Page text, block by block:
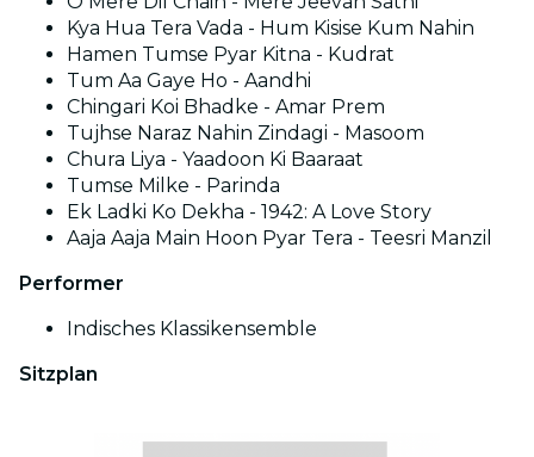
Kya Hua Tera Vada - Hum Kisise Kum Nahin
Hamen Tumse Pyar Kitna - Kudrat
Tum Aa Gaye Ho - Aandhi
Chingari Koi Bhadke - Amar Prem
Tujhse Naraz Nahin Zindagi - Masoom
Chura Liya - Yaadoon Ki Baaraat
Tumse Milke - Parinda
Ek Ladki Ko Dekha - 1942: A Love Story
Aaja Aaja Main Hoon Pyar Tera - Teesri Manzil
Performer
Indisches Klassikensemble
Sitzplan